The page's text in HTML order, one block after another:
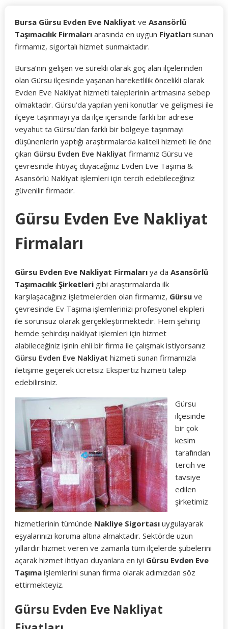
Bursa Gürsu Evden Eve Nakliyat ve Asansörlü
Taşımacılık Firmalarıarasında en uygun Fiyatlarısunan
firmamız, sigortalı hizmet sunmaktadır.
Bursa’nın gelişen ve sürekli olarak göç alan ilçelerinden
olan Gürsu ilçesinde yaşanan hareketlilik öncelikli olarak
Evden Eve Nakliyat hizmeti taleplerinin artmasına sebep
olmaktadır. Gürsu’da yapılan yeni konutlar ve gelişmesi ile
ilçeye taşınmayı ya da ilçe içersinde farklı bir adrese
veyahut ta Gürsu’dan farklı bir bölgeye taşınmayı
düşünenlerin yaptığı araştırmalarda kaliteli hizmeti ile öne
çıkan Gürsu Evden Eve Nakliyat firmamız Gürsu ve
çevresinde ihtiyaç duyacağınız Evden Eve Taşıma &
Asansörlü Nakliyat işlemleri için tercih edebileceğiniz
güvenilir firmadır.
Gürsu Evden Eve Nakliyat
Firmaları
Gürsu Evden Eve Nakliyat Firmalarıya da Asansörlü
Taşımacılık Şirketlerigibi araştırmalarda ilk
karşılaşacağınız işletmelerden olan firmamız, Gürsuve
çevresinde Ev Taşıma işlemlerinizi profesyonel ekipleri
ile sorunsuz olarak gerçekleştirmektedir. Hem şehiriçi
hemde şehirdışı nakliyat işlemleri için hizmet
alabileceğiniz işinin ehli bir firma ile çalışmak istiyorsanız
Gürsu Evden Eve Nakliyat hizmeti sunan firmamızla
iletişime geçerek ücretsiz Ekspertiz hizmeti talep
edebilirsiniz.
Gürsu
ilçesinde
bir çok
kesim
tarafından
tercih ve
tavsiye
edilen
şirketimiz
hizmetlerinin tümünde Nakliye Sigortasıuygulayarak
eşyalarınızı koruma altına almaktadır. Sektörde uzun
yıllardır hizmet veren ve zamanla tüm ilçelerde şubelerini
açarak hizmet ihtiyacı duyanlara en iyi Gürsu Evden Eve
Taşımaişlemlerini sunan firma olarak adımızdan söz
ettirmekteyiz.
Gürsu Evden Eve Nakliyat